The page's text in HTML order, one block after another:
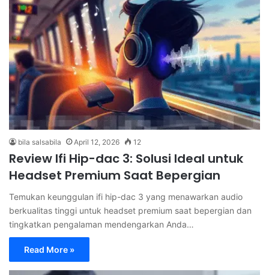
bila salsabila April 12, 2026 12
Review Ifi Hip-dac 3: Solusi Ideal untuk
Headset Premium Saat Bepergian
Temukan keunggulan ifi hip-dac 3 yang menawarkan audio
berkualitas tinggi untuk headset premium saat bepergian dan
tingkatkan pengalaman mendengarkan Anda…
Read More »